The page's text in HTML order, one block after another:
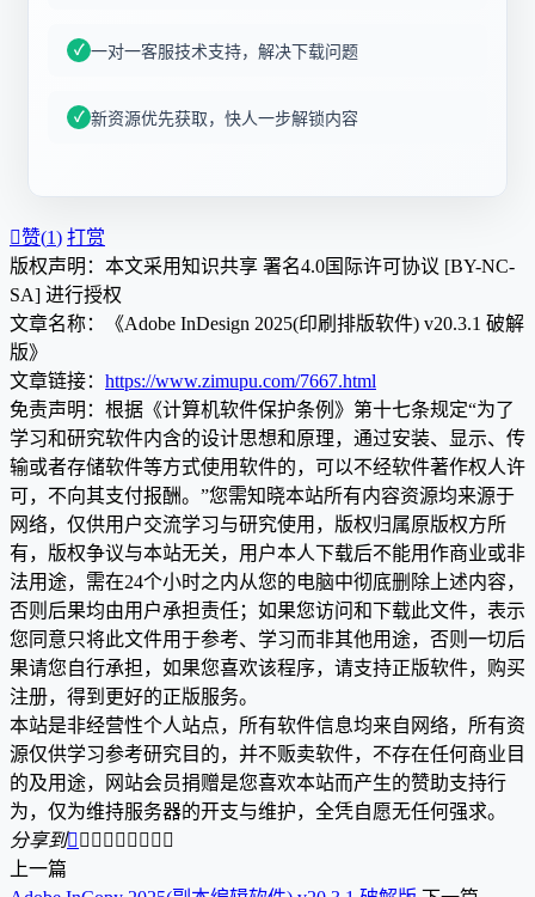
一对一客服技术支持，解决下载问题
新资源优先获取，快人一步解锁内容
赞(1) 打赏
版权声明：本文采用知识共享 署名4.0国际许可协议 [BY-NC-
SA] 进行授权
文章名称：《Adobe InDesign 2025(印刷排版软件) v20.3.1 破解
版》
文章链接： https://www.zimupu.com/7667.html
免责声明：根据《计算机软件保护条例》第十七条规定“为了
学习和研究软件内含的设计思想和原理，通过安装、显示、传
输或者存储软件等方式使用软件的，可以不经软件著作权人许
可，不向其支付报酬。”您需知晓本站所有内容资源均来源于
网络，仅供用户交流学习与研究使用，版权归属原版权方所
有，版权争议与本站无关，用户本人下载后不能用作商业或非
法用途，需在24个小时之内从您的电脑中彻底删除上述内容，
否则后果均由用户承担责任；如果您访问和下载此文件，表示
您同意只将此文件用于参考、学习而非其他用途，否则一切后
果请您自行承担，如果您喜欢该程序，请支持正版软件，购买
注册，得到更好的正版服务。
本站是非经营性个人站点，所有软件信息均来自网络，所有资
源仅供学习参考研究目的，并不贩卖软件，不存在任何商业目
的及用途，网站会员捐赠是您喜欢本站而产生的赞助支持行
为，仅为维持服务器的开支与维护，全凭自愿无任何强求。
分享到        
上一篇